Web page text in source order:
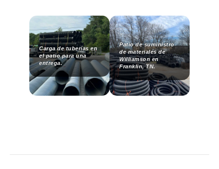
Carga de tuberías en
el patio para una
entrega.
Patio de suministro
de materiales de
Williamson en
Franklin, TN.